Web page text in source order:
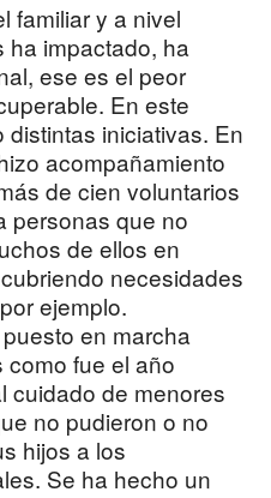
familiar y a nivel
ha impactado, ha
ese es el peor
En este
iniciativas. En
acompañamiento
de cien voluntarios
personas que no
de ellos en
necesidades
ejemplo.
en marcha
fue el año
cuidado de menores
no pudieron o no
hijos a los
Se ha hecho un